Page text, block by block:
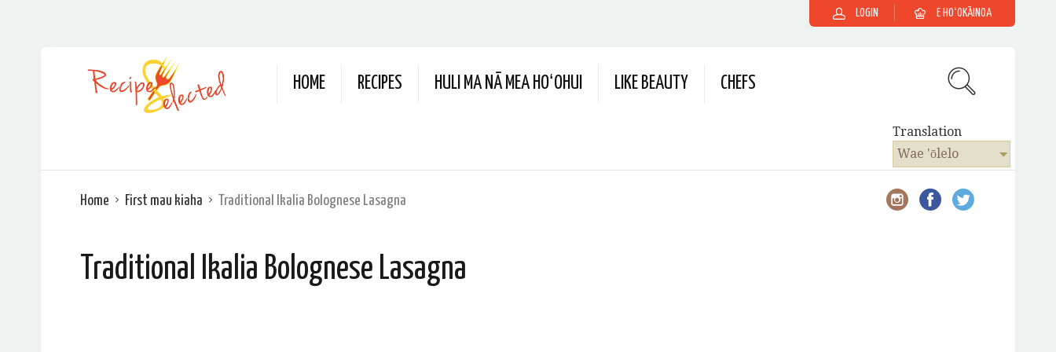
LOGIN E HOʻOKĀINOA
HOME RECIPES HULI MA NĀ MEA HOʻOHUI LIKE BEAUTY CHEFS
Translation
Wae 'ōlelo
Home First mau kiaha Traditional Ikalia Bolognese Lasagna
Traditional Ikalia Bolognese Lasagna